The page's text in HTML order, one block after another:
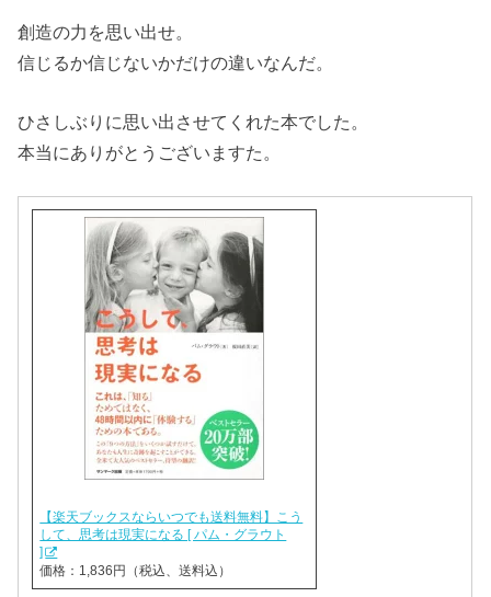
創造の力を思い出せ。
信じるか信じないかだけの違いなんだ。
ひさしぶりに思い出させてくれた本でした。
本当にありがとうございますた。
【楽天ブックスならいつでも送料無料】こう
して、思考は現実になる [ パム・グラウト
]
価格：1,836円（税込、送料込）